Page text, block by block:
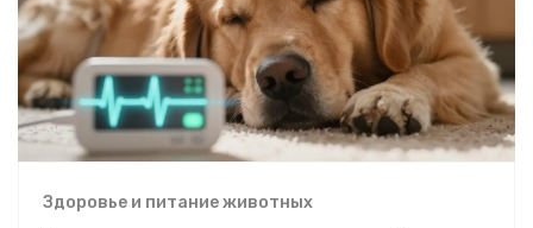
Здоровье и питание животных